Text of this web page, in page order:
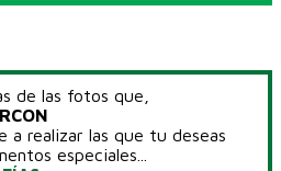
de las fotos que,
a realizar las que tu deseas
especiales...